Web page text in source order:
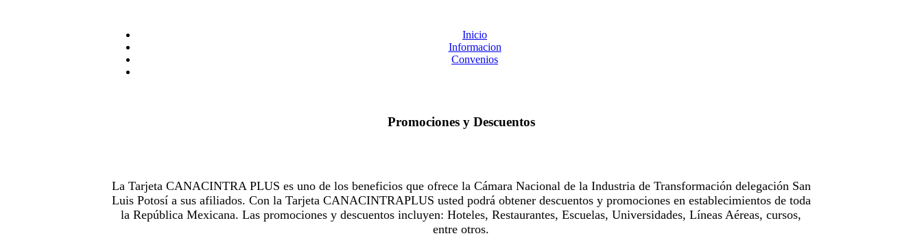
Inicio
Informacion
Convenios
Promociones y Descuentos
La Tarjeta CANACINTRA PLUS es uno de los beneficios que ofrece la Cámara Nacional de la Industria de Transformación delegación San
Luis Potosí a sus afiliados. Con la Tarjeta CANACINTRAPLUS usted podrá obtener descuentos y promociones en establecimientos de toda
la República Mexicana. Las promociones y descuentos incluyen: Hoteles, Restaurantes, Escuelas, Universidades, Líneas Aéreas, cursos,
entre otros.